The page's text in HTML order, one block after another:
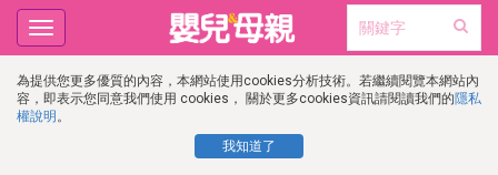
為提供您更多優質的內容，本網站使用cookies分析技術。若繼續閱覽本網站內
容，即表示您同意我們使用 cookies， 關於更多cookies資訊請閱讀我們的隱私
權說明 。
我知道了
Toggle
navigation